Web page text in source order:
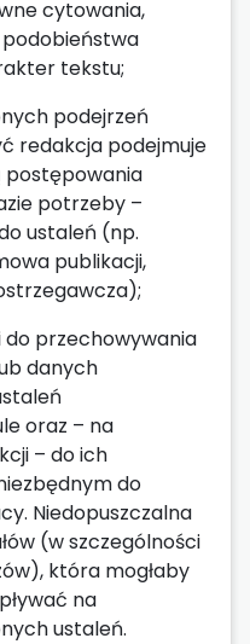
cytowania,
tekstu;
podejrzeń
redakcja podejmuje
postępowania
potrzeby –
ustaleń (np.
publikacji,
przechowywania
danych
oraz – na
– do ich
do
Niedopuszczalna
(w szczególności
która mogłaby
na
ustaleń.